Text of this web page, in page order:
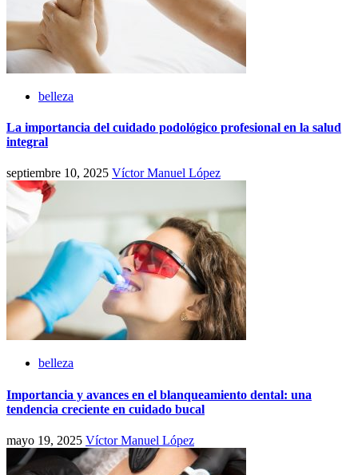
belleza
La importancia del cuidado podológico profesional en la salud
integral
septiembre 10, 2025 Víctor Manuel López
belleza
Importancia y avances en el blanqueamiento dental: una
tendencia creciente en cuidado bucal
mayo 19, 2025 Víctor Manuel López